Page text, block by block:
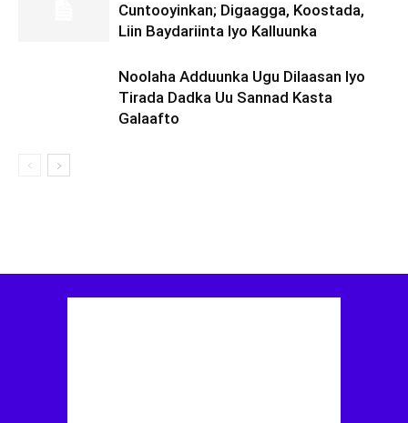
Cuntooyinkan; Digaagga, Koostada,
Liin Baydariinta Iyo Kalluunka
Noolaha Adduunka Ugu Dilaasan Iyo
Tirada Dadka Uu Sannad Kasta
Galaafto